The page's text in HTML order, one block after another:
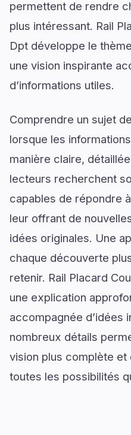
permettent de rendre
plus intéressant. Rail
Dpt développe le
une vision inspirante
d’informations utiles.
Comprendre un sujet
lorsque les
manière claire,
lecteurs recherchent
capables de répondre
leur offrant de
idées originales. Une
chaque découverte
retenir. Rail Placard
une explication
accompagnée d’idées
nombreux détails
vision plus complète et
toutes les possibilités